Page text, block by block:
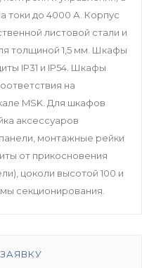
токи до 4000 А. Корпус
листовой стали и
толщиной 1,5 мм. Шкафы
IP31 и IP54. Шкафы
на
MSK. Для шкафов
аксессуаров
монтажные рейки
от прикосновения
цоколи высотой 100 и
секционирования.